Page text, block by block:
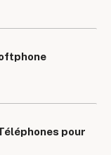
pour